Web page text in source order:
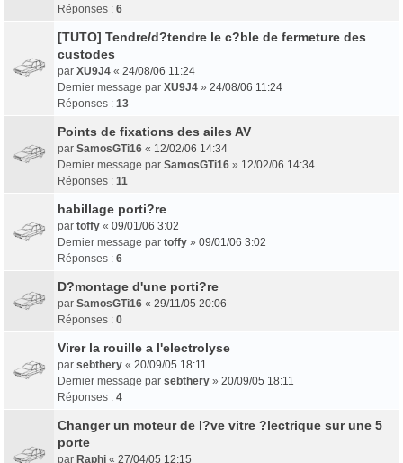
Réponses : 6
[TUTO] Tendre/d?tendre le c?ble de fermeture des
custodes
par XU9J4 « 24/08/06 11:24
Dernier message par XU9J4 » 24/08/06 11:24
Réponses : 13
Points de fixations des ailes AV
par SamosGTi16 « 12/02/06 14:34
Dernier message par SamosGTi16 » 12/02/06 14:34
Réponses : 11
habillage porti?re
par toffy « 09/01/06 3:02
Dernier message par toffy » 09/01/06 3:02
Réponses : 6
D?montage d'une porti?re
par SamosGTi16 « 29/11/05 20:06
Réponses : 0
Virer la rouille a l'electrolyse
par sebthery « 20/09/05 18:11
Dernier message par sebthery » 20/09/05 18:11
Réponses : 4
Changer un moteur de l?ve vitre ?lectrique sur une 5
porte
par Raphi « 27/04/05 12:15